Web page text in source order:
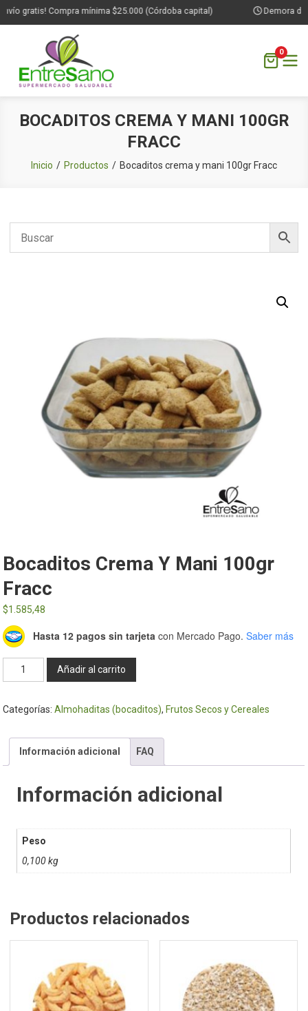
gratis! Compra mínima $25.000 (Córdoba capital) Demora de
0
BOCADITOS CREMA Y MANI 100GR
FRACC
Inicio Productos Bocaditos crema y mani 100gr Fracc
Bocaditos Crema Y Mani 100gr
Fracc
$1.585,48
Hasta 12 pagos sin tarjeta con Mercado Pago. Saber más
Bocaditos
crema
mani
Fracc
cantidad
Añadir al carrito
Categorías:Almohaditas (bocaditos), Frutos Secos y Cereales
Información adicional FAQ
Información adicional
Peso
0,100 kg
Productos relacionados